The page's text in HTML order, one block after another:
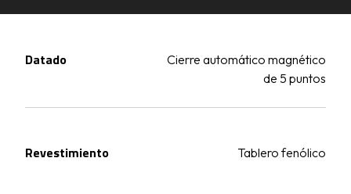
Datado
Cierre automático magnético
de 5 puntos
Revestimiento Tablero fenólico